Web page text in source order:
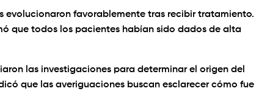
evolucionaron favorablemente tras recibir tratamiento.
que todos los pacientes habían sido dados de alta
las investigaciones para determinar el origen del
que las averiguaciones buscan esclarecer cómo fue